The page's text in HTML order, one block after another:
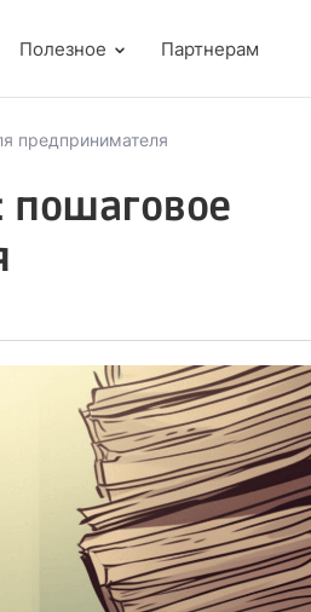
Полезное Партнерам
предпринимателя
пошаговое